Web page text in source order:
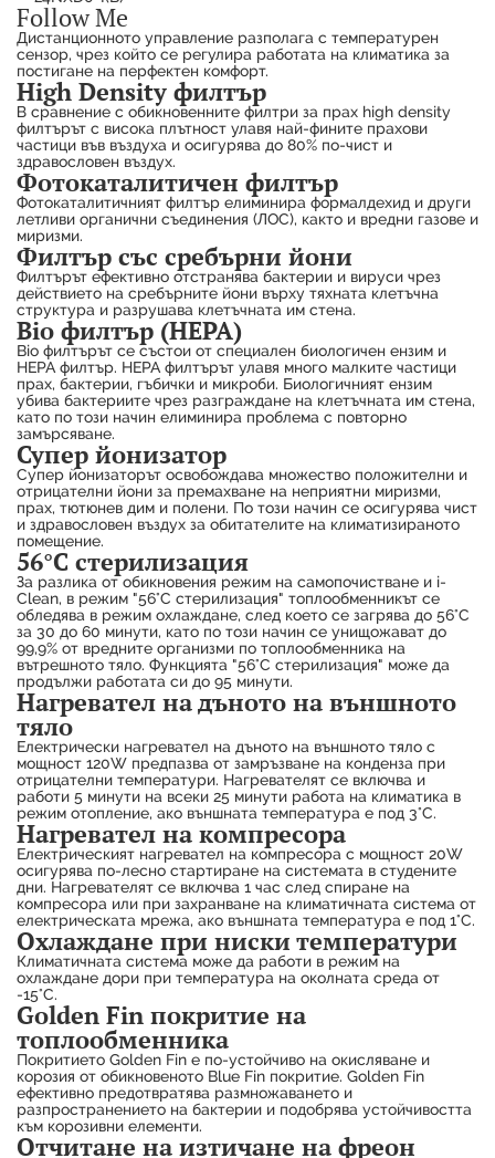
Follow Me
Дистанционното управление разполага с температурен
сензор, чрез който се регулира работата на климатика за
постигане на перфектен комфорт.
High Density филтър
В сравнение с обикновенните филтри за прах high density
филтърът с висока плътност улавя най-фините прахови
частици във въздуха и осигурява до 80% по-чист и
здравословен въздух.
Фотокаталитичен филтър
Фотокаталитичният филтър елиминира формалдехид и други
летливи органични съединения (ЛОС), както и вредни газове и
миризми.
Филтър със сребърни йони
Филтърът ефективно отстранява бактерии и вируси чрез
действието на сребърните йони върху тяхната клетъчна
структура и разрушава клетъчната им стена.
Bio филтър (HEPA)
Bio филтърът се състои от специален биологичен ензим и
HEPA филтър. HEPA филтърът улавя много малките частици
прах, бактерии, гъбички и микроби. Биологичният ензим
убива бактериите чрез разграждане на клетъчната им стена,
като по този начин елиминира проблема с повторно
замърсяване.
Супер йонизатор
Супер йонизаторът освобождава множество положителни и
отрицателни йони за премахване на неприятни миризми,
прах, тютюнев дим и полени. По този начин се осигурява чист
и здравословен въздух за обитателите на климатизираното
помещение.
56°C стерилизация
За разлика от обикновения режим на самопочистване и i-
Clean, в режим "56°C стерилизация" топлообменникът се
обледява в режим охлаждане, след което се загрява до 56°C
за 30 до 60 минути, като по този начин се унищожават до
99,9% от вредните организми по топлообменника на
вътрешното тяло. Функцията "56°C стерилизация" може да
продължи работата си до 95 минути.
Нагревател на дъното на външното
тяло
Електрически нагревател на дъното на външното тяло с
мощност 120W предпазва от замръзване на конденза при
отрицателни температури. Нагревателят се включва и
работи 5 минути на всеки 25 минути работа на климатика в
режим отопление, ако външната температура е под 3°C.
Нагревател на компресора
Електрическият нагревател на компресора с мощност 20W
осигурява по-лесно стартиране на системата в студените
дни. Нагревателят се включва 1 час след спиране на
компресора или при захранване на климатичната система от
електрическата мрежа, ако външната температура е под 1°C.
Охлаждане при ниски температури
Климатичната система може да работи в режим на
охлаждане дори при температура на околната среда от
-15°C.
Golden Fin покритие на
топлообменника
Покритието Golden Fin е по-устойчиво на окисляване и
корозия от обикновеното Blue Fin покритие. Golden Fin
ефективно предотвратява размножаването и
разпространението на бактерии и подобрява устойчивостта
към корозивни елементи.
Отчитане на изтичане на фреон